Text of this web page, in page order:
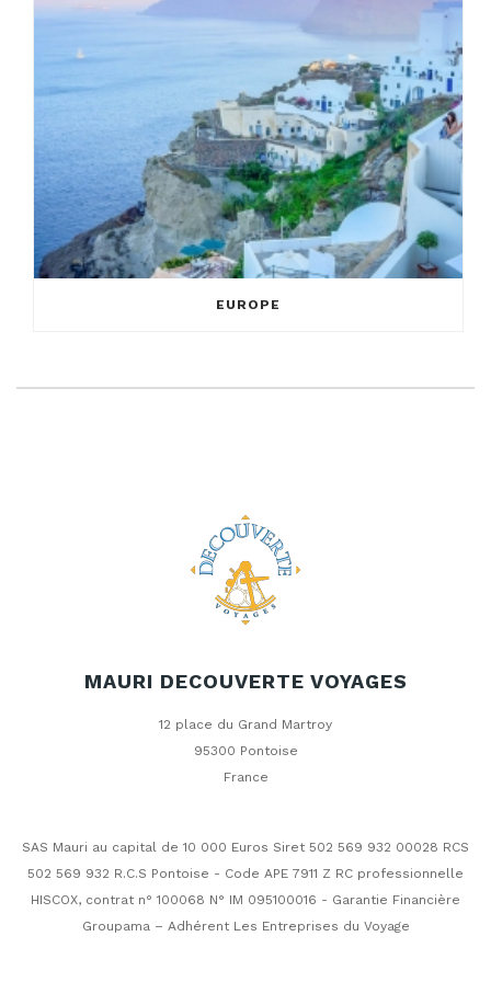
EUROPE
MAURI DECOUVERTE VOYAGES
12 place du Grand Martroy
95300 Pontoise
France
SAS Mauri au capital de 10 000 Euros Siret 502 569 932 00028 RCS
502 569 932 R.C.S Pontoise - Code APE 7911 Z RC professionnelle
HISCOX, contrat n° 100068 N° IM 095100016 - Garantie Financière
Groupama – Adhérent Les Entreprises du Voyage